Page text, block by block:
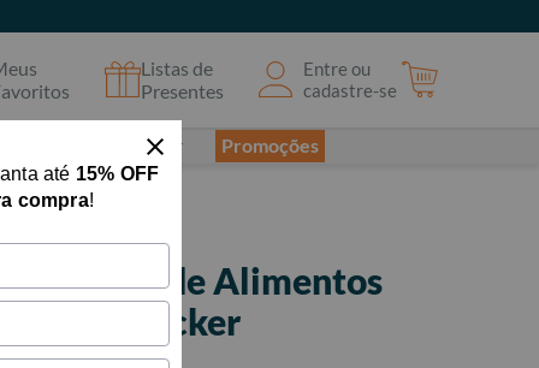
Listas de
Presentes
Entre ou
cadastre-se
Viagem e Lazer Promoções
de Alimentos
& Decker
até 15% OFF
compra!